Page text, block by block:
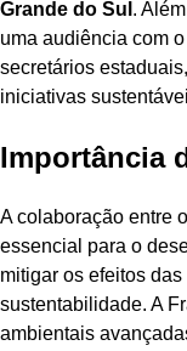
Grande do Sul .
uma audiência com
secretários
iniciativas
Importância
A colaboração entre
essencial para o
mitigar os efeitos
sustentabilidade. A
ambientais